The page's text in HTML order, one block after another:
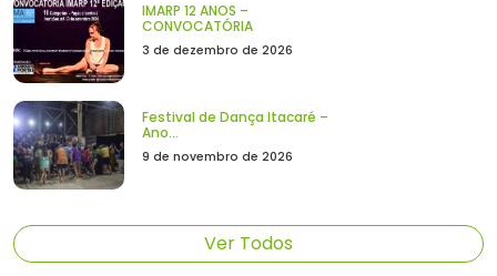
IMARP 12 ANOS –
CONVOCATÓRIA
3 de dezembro de 2026
Festival de Dança Itacaré –
Ano...
9 de novembro de 2026
Ver Todos